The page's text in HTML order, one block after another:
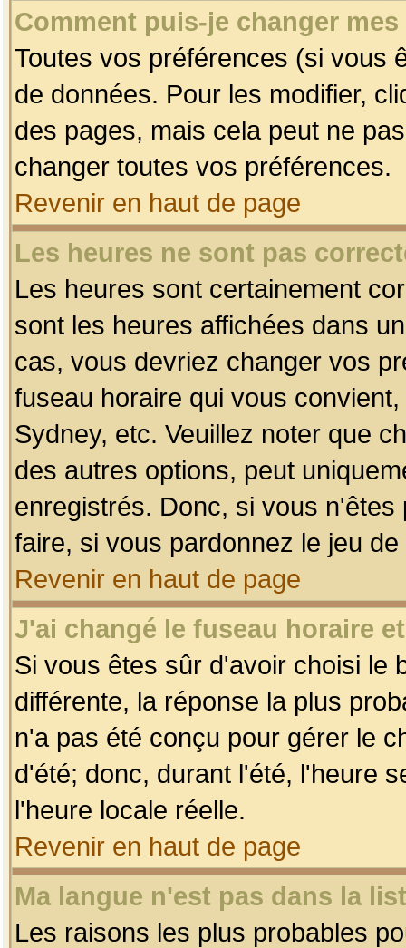
Comment puis-je changer
Toutes vos préférences (si vous
de données. Pour les modifier,
des pages, mais cela peut ne
changer toutes vos préférences.
Revenir en haut de page
Les heures ne sont pas
Les heures sont certainement
sont les heures affichées dans
cas, vous devriez changer vos
fuseau horaire qui vous
Sydney, etc. Veuillez noter que
des autres options, peut
enregistrés. Donc, si vous
faire, si vous pardonnez le jeu
Revenir en haut de page
J'ai changé le fuseau horaire
Si vous êtes sûr d'avoir choisi le
différente, la réponse la plus
n'a pas été conçu pour gérer le
d'été; donc, durant l'été, l'heure
l'heure locale réelle.
Revenir en haut de page
Ma langue n'est pas dans la
Les raisons les plus probables